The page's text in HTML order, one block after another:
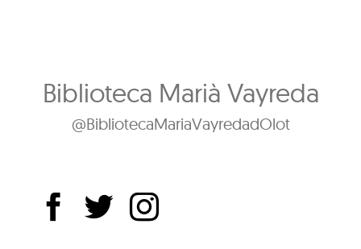
Biblioteca Marià Vayreda
@BibliotecaMariaVayredadOlot